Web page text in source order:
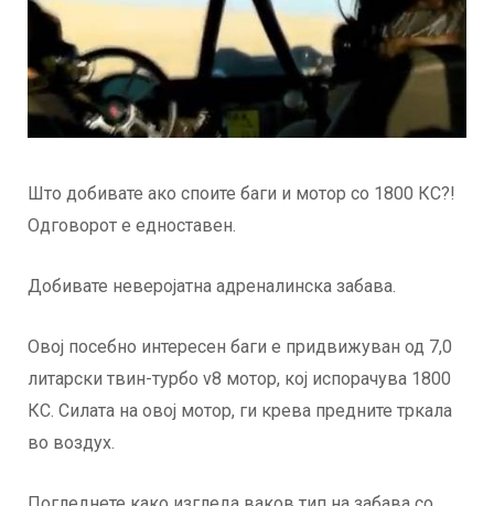
Што добивате ако споите баги и мотор со 1800 КС?!
Одговорот е едноставен.
Добивате неверојатна адреналинска забава.
Овој посебно интересен баги е придвижуван од 7,0
литарски твин-турбо v8 мотор, кој испорачува 1800
КС. Силата на овој мотор, ги крева предните тркала
во воздух.